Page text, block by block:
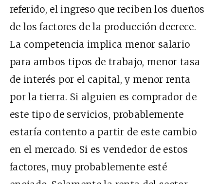
referido, el ingreso que reciben los dueños
de los factores de la producción decrece.
La competencia implica menor salario
para ambos tipos de trabajo, menor tasa
de interés por el capital, y menor renta
por la tierra. Si alguien es comprador de
este tipo de servicios, probablemente
estaría contento a partir de este cambio
en el mercado. Si es vendedor de estos
factores, muy probablemente esté